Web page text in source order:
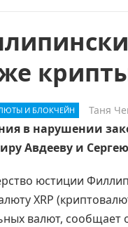
И БЛОКЧЕЙН Таня
в нарушении
Авдееву и
юстиции
XRP
валют,